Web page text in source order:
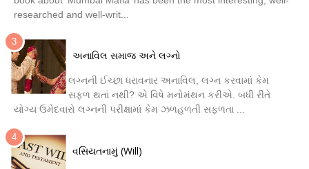
researched and well-writ...
અનાવિલ સમાજ અને લગ્નો
લગ્નની ઈચ્છા ધરાવનાર અનાવિલ, લગ્ન કરવામાં કેમ
સફળ થતાં નથી? એ વિષે મનોમંથન કરીએ. બધી રીતે
યોગ્ય ઉમેદવારો લગ્નની પરીક્ષામાં કેમ ઝળહળતી સફળતા ...
વસિયતનામું (Will)